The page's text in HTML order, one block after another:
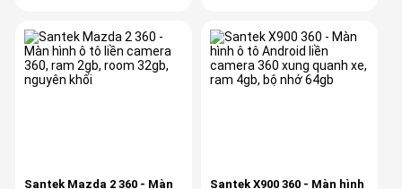
Santek Mazda 2 360 - Màn
Santek X900 360 - Màn hình